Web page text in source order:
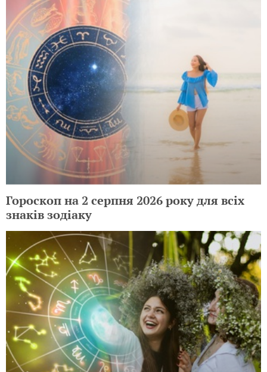
Гороскоп на 2 серпня 2026 року для всіх
знаків зодіаку